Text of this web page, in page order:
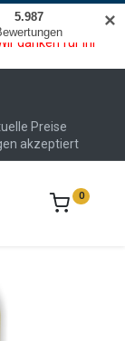
In der
Krypto oder
danken für Ihr
Preise
akzeptiert
0
✕